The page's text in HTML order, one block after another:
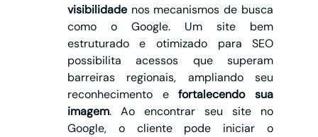
visibilidade nos mecanismos de busca
como o Google. Um site bem
estruturado e otimizado para SEO
possibilita acessos que superam
barreiras regionais, ampliando seu
reconhecimento e fortalecendo sua
imagem. Ao encontrar seu site no
Google, o cliente pode iniciar o